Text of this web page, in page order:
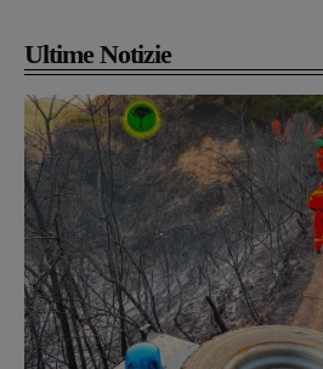
Ultime Notizie